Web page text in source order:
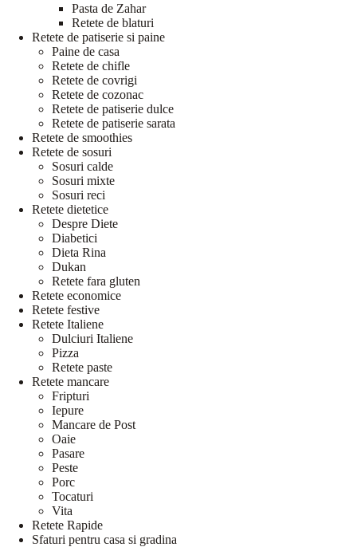
Pasta de Zahar
Retete de blaturi
Retete de patiserie si paine
Paine de casa
Retete de chifle
Retete de covrigi
Retete de cozonac
Retete de patiserie dulce
Retete de patiserie sarata
Retete de smoothies
Retete de sosuri
Sosuri calde
Sosuri mixte
Sosuri reci
Retete dietetice
Despre Diete
Diabetici
Dieta Rina
Dukan
Retete fara gluten
Retete economice
Retete festive
Retete Italiene
Dulciuri Italiene
Pizza
Retete paste
Retete mancare
Fripturi
Iepure
Mancare de Post
Oaie
Pasare
Peste
Porc
Tocaturi
Vita
Retete Rapide
Sfaturi pentru casa si gradina